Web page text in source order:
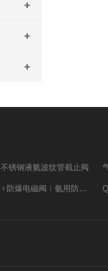
不锈钢液氨波纹管截止阀
♀防爆电磁阀︳氨用防爆紧急切断阀